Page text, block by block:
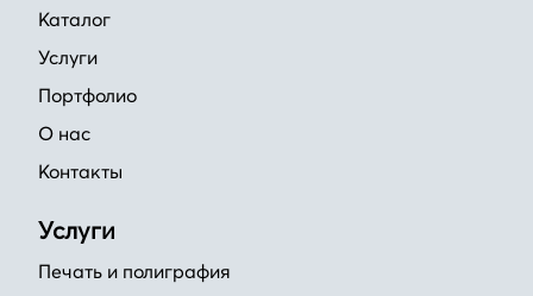
Каталог
Услуги
Портфолио
О нас
Контакты
Услуги
Печать и полиграфия